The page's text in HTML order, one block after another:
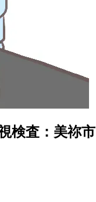
検査：美祢市